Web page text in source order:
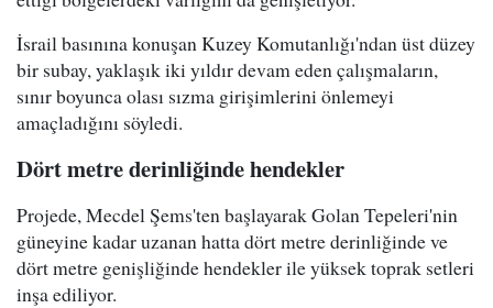
İsrail basınına konuşan Kuzey Komutanlığı'ndan üst düzey
bir subay, yaklaşık iki yıldır devam eden çalışmaların,
sınır boyunca olası sızma girişimlerini önlemeyi
amaçladığını söyledi.
Dört metre derinliğinde hendekler
Projede, Mecdel Şems'ten başlayarak Golan Tepeleri'nin
güneyine kadar uzanan hatta dört metre derinliğinde ve
dört metre genişliğinde hendekler ile yüksek toprak setleri
inşa ediliyor.